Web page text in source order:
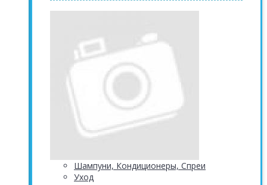
Шампуни, Кондиционеры, Спреи
Уход